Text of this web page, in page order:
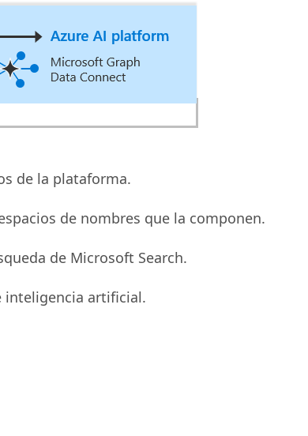
de la plataforma.
de nombres que la componen.
de Microsoft Search.
inteligencia artificial.